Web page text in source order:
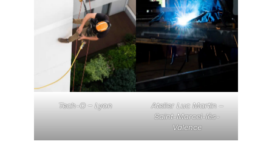
Tech-O – Lyon
Atelier Luc Martin –
Saint-Marcel-lès-
Valence